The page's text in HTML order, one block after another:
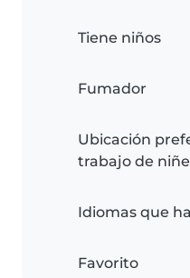
Tiene niños
Fumador
Ubicación
trabajo de
Idiomas que
Favorito